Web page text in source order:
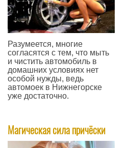
Разумеется, многие
согласятся с тем, что мыть
и чистить автомобиль в
домашних условиях нет
особой нужды, ведь
автомоек в Нижнегорске
уже достаточно.
Магическая сила причёски